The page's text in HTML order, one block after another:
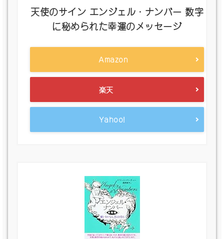
天使のサイン エンジェル・ナンバー 数字
に秘められた幸運のメッセージ
Amazon
楽天
Yahoo!